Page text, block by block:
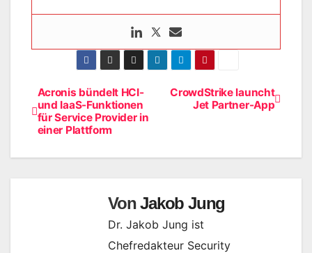
BeitragsnavigationCrowdStrike launcht
Jet Partner-App
Acronis bündelt HCI-
und IaaS-Funktionen
für Service Provider in
einer Plattform
VonJakob Jung
Dr. Jakob Jung ist
Chefredakteur Security